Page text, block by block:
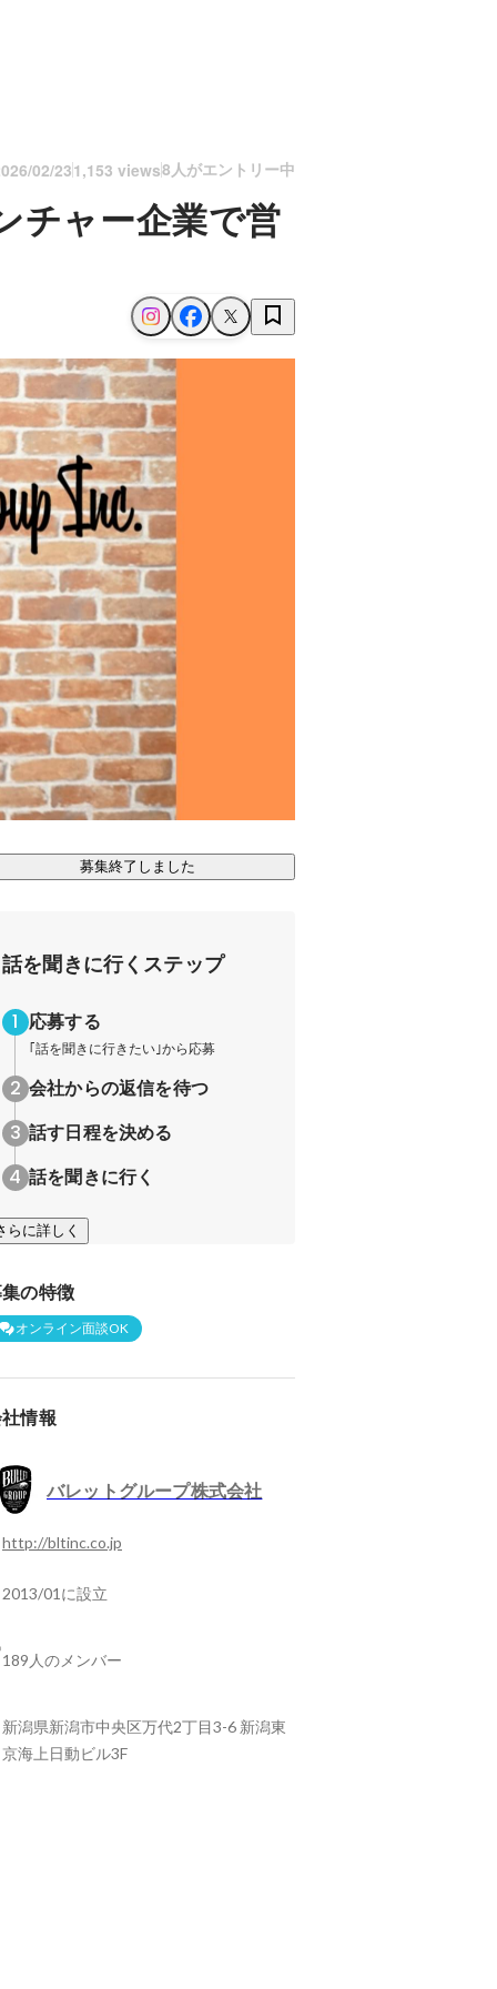
02/231,153 views8人がエントリー中
チャー企業で営
募集終了しました
話を聞きに行くステップ
応募する
｢話を聞きに行きたい｣から応募
会社からの返信を待つ
話す日程を決める
話を聞きに行く
らに詳しく
の特徴
オンライン面談OK
情報
バレットグループ株式会社
http://bltinc.co.jp
2013/01に設立
189人のメンバー
新潟県新潟市中央区万代2丁目3-6 新潟東
京海上日動ビル3F